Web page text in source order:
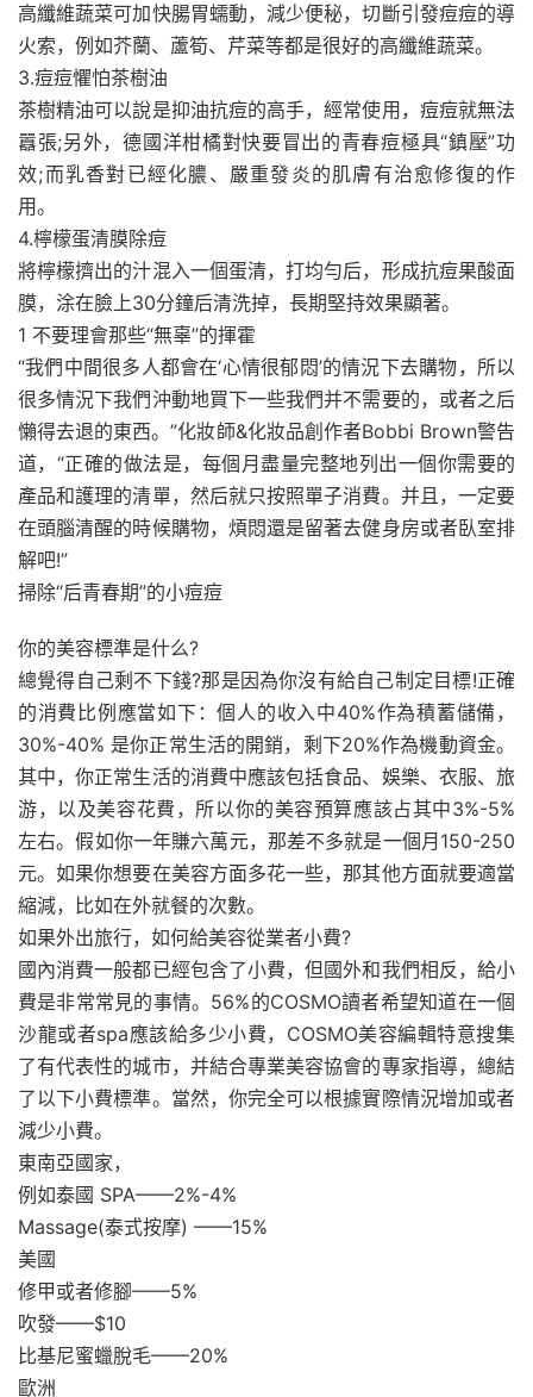
高纖維蔬菜可加快腸胃蠕動，減少便秘，切斷引發痘痘的導
火索，例如芥蘭、蘆筍、芹菜等都是很好的高纖維蔬菜。
3.痘痘懼怕茶樹油
茶樹精油可以說是抑油抗痘的高手，經常使用，痘痘就無法
囂張;另外，德國洋柑橘對快要冒出的青春痘極具“鎮壓”功
效;而乳香對已經化膿、嚴重發炎的肌膚有治愈修復的作
用。
4.檸檬蛋清膜除痘
將檸檬擠出的汁混入一個蛋清，打均勻后，形成抗痘果酸面
膜，涂在臉上30分鐘后清洗掉，長期堅持效果顯著。
1 不要理會那些“無辜”的揮霍
“我們中間很多人都會在‘心情很郁悶’的情況下去購物，所以
很多情況下我們沖動地買下一些我們并不需要的，或者之后
懶得去退的東西。”化妝師&化妝品創作者Bobbi Brown警告
道，“正確的做法是，每個月盡量完整地列出一個你需要的
產品和護理的清單，然后就只按照單子消費。并且，一定要
在頭腦清醒的時候購物，煩悶還是留著去健身房或者臥室排
解吧!”
掃除“后青春期”的小痘痘
你的美容標準是什么?
總覺得自己剩不下錢?那是因為你沒有給自己制定目標!正確
的消費比例應當如下：個人的收入中40%作為積蓄儲備，
30%-40% 是你正常生活的開銷，剩下20%作為機動資金。
其中，你正常生活的消費中應該包括食品、娛樂、衣服、旅
游，以及美容花費，所以你的美容預算應該占其中3%-5%
左右。假如你一年賺六萬元，那差不多就是一個月150-250
元。如果你想要在美容方面多花一些，那其他方面就要適當
縮減，比如在外就餐的次數。
如果外出旅行，如何給美容從業者小費?
國內消費一般都已經包含了小費，但國外和我們相反，給小
費是非常常見的事情。56%的COSMO讀者希望知道在一個
沙龍或者spa應該給多少小費，COSMO美容編輯特意搜集
了有代表性的城市，并結合專業美容協會的專家指導，總結
了以下小費標準。當然，你完全可以根據實際情況增加或者
減少小費。
東南亞國家，
例如泰國 SPA——2%-4%
Massage(泰式按摩) ——15%
美國
修甲或者修腳——5%
吹發——$10
比基尼蜜蠟脫毛——20%
歐洲